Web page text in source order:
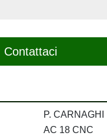
Contattaci
P. CARNAGHI
AC 18 CNC